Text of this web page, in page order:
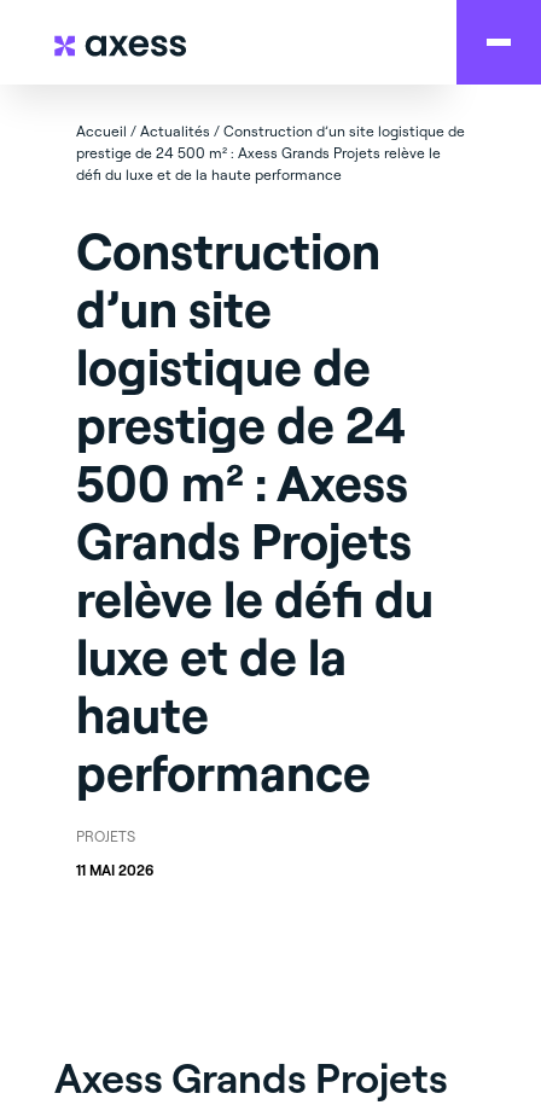
Accueil / Actualités / Construction d’un site logistique de
prestige de 24 500 m² : Axess Grands Projets relève le
défi du luxe et de la haute performance
Construction
d’un site
logistique de
prestige de 24
500 m² : Axess
Grands Projets
relève le défi du
luxe et de la
haute
performance
PROJETS
11 MAI 2026
Axess Grands Projets